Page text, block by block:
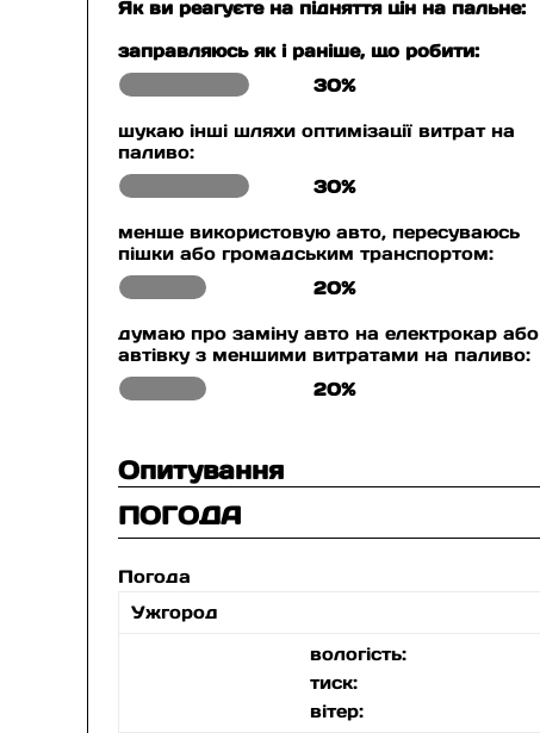
Як ви реагуєте на підняття цін на пальне:
заправляюсь як і раніше, що робити:
30%
шукаю інші шляхи оптимізації витрат на
паливо:
30%
менше використовую авто, пересуваюсь
пішки або громадським транспортом:
20%
думаю про заміну авто на електрокар або
автівку з меншими витратами на паливо:
20%
Опитування
ПОГОДА
Погода
Ужгород
вологість:
тиск:
вітер: